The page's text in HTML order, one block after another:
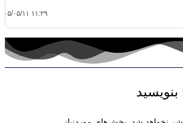
۱۴۰۵/۰۵/۱۱
بنویسید